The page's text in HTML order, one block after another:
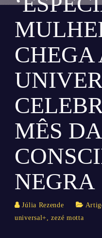
CHEGA
MÊS DA
NEGRA
Júlia Rezende
universal+,zezé motta